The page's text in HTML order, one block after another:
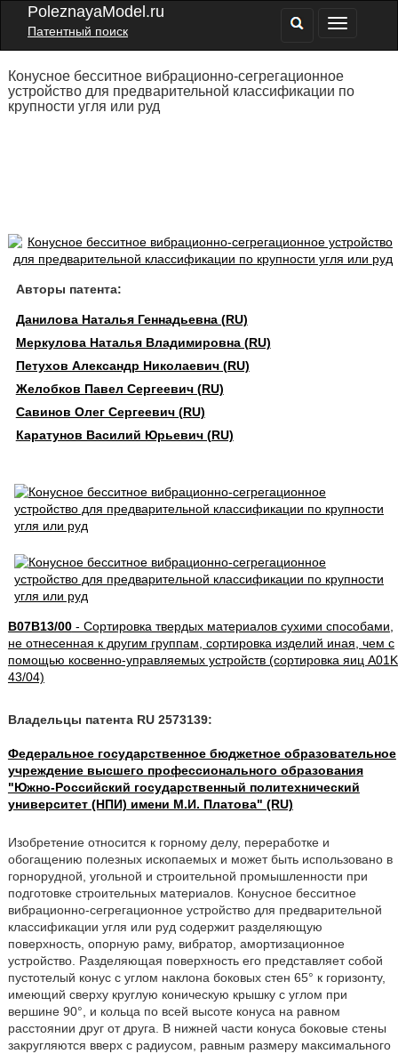
PoleznayaModel.ru
Патентный поиск
Конусное бесситное вибрационно-сегрегационное
устройство для предварительной классификации по
крупности угля или руд
Авторы патента:
Данилова Наталья Геннадьевна (RU)
Меркулова Наталья Владимировна (RU)
Петухов Александр Николаевич (RU)
Желобков Павел Сергеевич (RU)
Савинов Олег Сергеевич (RU)
Каратунов Василий Юрьевич (RU)
B07B13/00- Сортировка твердых материалов сухими способами,
не отнесенная к другим группам, сортировка изделий иная, чем с
помощью косвенно-управляемых устройств (сортировка яиц A01K
43/04)
Владельцы патента RU 2573139:
Федеральное государственное бюджетное образовательное
учреждение высшего профессионального образования
"Южно-Российский государственный политехнический
университет (НПИ) имени М.И. Платова" (RU)
Изобретение относится к горному делу, переработке и
обогащению полезных ископаемых и может быть использовано в
горнорудной, угольной и строительной промышленности при
подготовке строительных материалов. Конусное бесситное
вибрационно-сегрегационное устройство для предварительной
классификации угля или руд содержит разделяющую
поверхность, опорную раму, вибратор, амортизационное
устройство. Разделяющая поверхность его представляет собой
пустотелый конус с углом наклона боковых стен 65° к горизонту,
имеющий сверху круглую коническую крышку с углом при
вершине 90°, и кольца по всей высоте конуса на равном
расстоянии друг от друга. В нижней части конуса боковые стены
закругляются вверх с радиусом, равным размеру максимального